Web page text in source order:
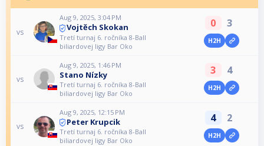
vs
Aug 9, 2025, 3:04 PM
Vojtěch Skokan
Tretí turnaj 6. ročníka 8-Ball
biliardovej ligy Bar Oko
0 3
H2H
vs
Aug 9, 2025, 1:46 PM
Stano Nízky
Tretí turnaj 6. ročníka 8-Ball
biliardovej ligy Bar Oko
3 4
H2H
vs
Aug 9, 2025, 12:15 PM
Peter Krupcik
Tretí turnaj 6. ročníka 8-Ball
biliardovej ligy Bar Oko
4 2
H2H